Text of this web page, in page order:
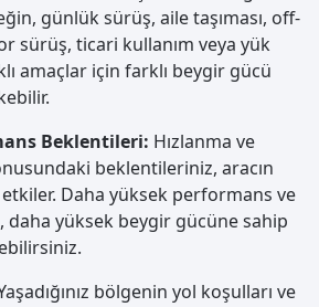
günlük sürüş, aile taşıması, off-
sürüş, ticari kullanım veya yük
amaçlar için farklı beygir gücü
Beklentileri: Hızlanma ve
beklentileriniz, aracın
Daha yüksek performans ve
daha yüksek beygir gücüne sahip
bölgenin yol koşulları ve